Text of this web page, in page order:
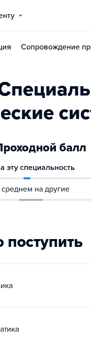
Сопровождение
балл
эту специальность
на другие